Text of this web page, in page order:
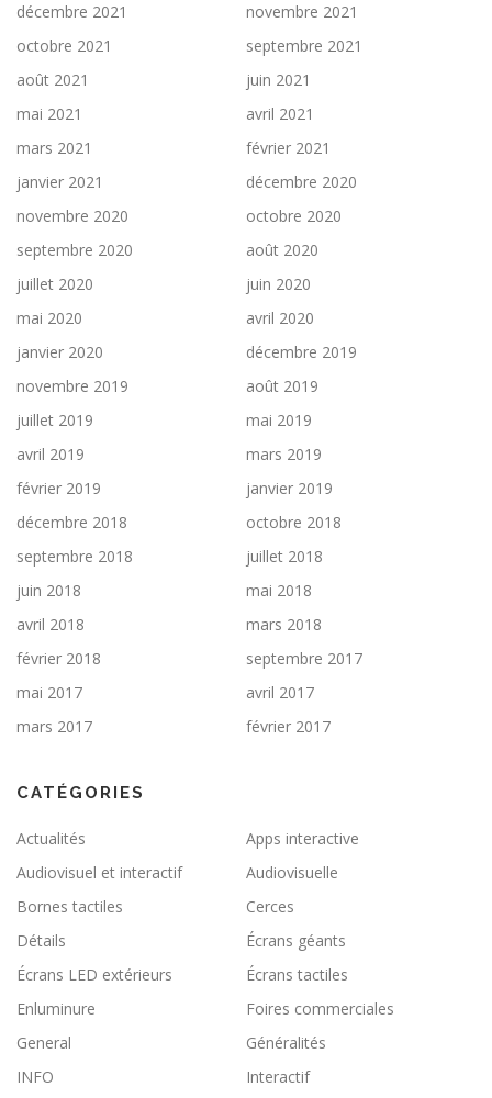
décembre 2021
novembre 2021
octobre 2021
septembre 2021
août 2021
juin 2021
mai 2021
avril 2021
mars 2021
février 2021
janvier 2021
décembre 2020
novembre 2020
octobre 2020
septembre 2020
août 2020
juillet 2020
juin 2020
mai 2020
avril 2020
janvier 2020
décembre 2019
novembre 2019
août 2019
juillet 2019
mai 2019
avril 2019
mars 2019
février 2019
janvier 2019
décembre 2018
octobre 2018
septembre 2018
juillet 2018
juin 2018
mai 2018
avril 2018
mars 2018
février 2018
septembre 2017
mai 2017
avril 2017
mars 2017
février 2017
CATÉGORIES
Actualités
Apps interactive
Audiovisuel et interactif
Audiovisuelle
Bornes tactiles
Cerces
Détails
Écrans géants
Écrans LED extérieurs
Écrans tactiles
Enluminure
Foires commerciales
General
Généralités
INFO
Interactif